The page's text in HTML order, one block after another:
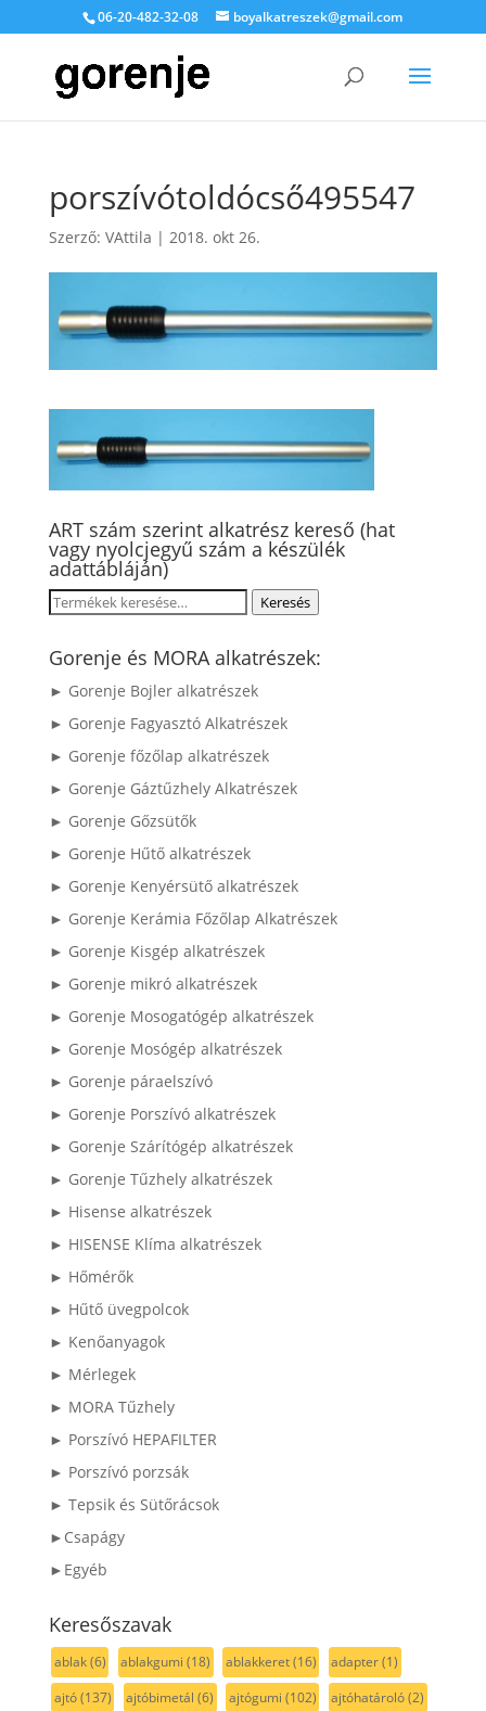
06-20-482-32-08 boyalkatreszek@gmail.com
porszívótoldócső495547
Szerző: VAttila | 2018. okt 26.
ART szám szerint alkatrész kereső (hat
vagy nyolcjegyű szám a készülék
adattábláján)
Keresés
következőre:
Keresés
Gorenje és MORA alkatrészek:
► Gorenje Bojler alkatrészek
► Gorenje Fagyasztó Alkatrészek
► Gorenje főzőlap alkatrészek
► Gorenje Gáztűzhely Alkatrészek
► Gorenje Gőzsütők
► Gorenje Hűtő alkatrészek
► Gorenje Kenyérsütő alkatrészek
► Gorenje Kerámia Főzőlap Alkatrészek
► Gorenje Kisgép alkatrészek
► Gorenje mikró alkatrészek
► Gorenje Mosogatógép alkatrészek
► Gorenje Mosógép alkatrészek
► Gorenje páraelszívó
► Gorenje Porszívó alkatrészek
► Gorenje Szárítógép alkatrészek
► Gorenje Tűzhely alkatrészek
► Hisense alkatrészek
► HISENSE Klíma alkatrészek
► Hőmérők
► Hűtő üvegpolcok
► Kenőanyagok
► Mérlegek
► MORA Tűzhely
► Porszívó HEPAFILTER
► Porszívó porzsák
► Tepsik és Sütőrácsok
►Csapágy
►Egyéb
Keresőszavak
ablak(6) ablakgumi (18) ablakkeret(16) adapter(1)
ajtó(137) ajtóbimetál (6) ajtógumi (102) ajtóhatároló(2)